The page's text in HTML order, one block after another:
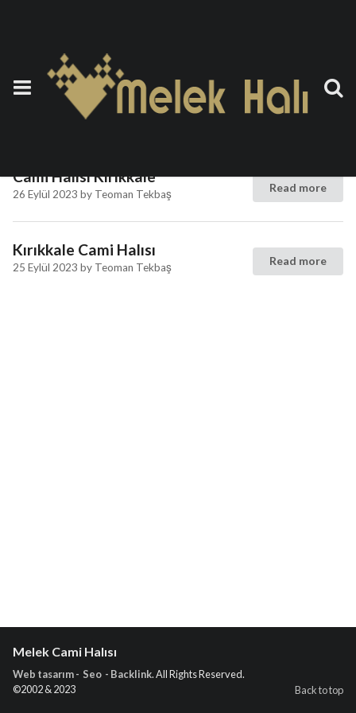
Etiket:Göbekli Cami Halısı
Kırıkkale
Cami Halısı Kırıkkale
26 Eylül 2023 by Teoman Tekbaş Read more
Kırıkkale Cami Halısı
25 Eylül 2023 by Teoman Tekbaş Read more
Melek Cami Halısı
Web tasarım - Seo - Backlink. All Rights Reserved.
©2002 & 2023
Back to top